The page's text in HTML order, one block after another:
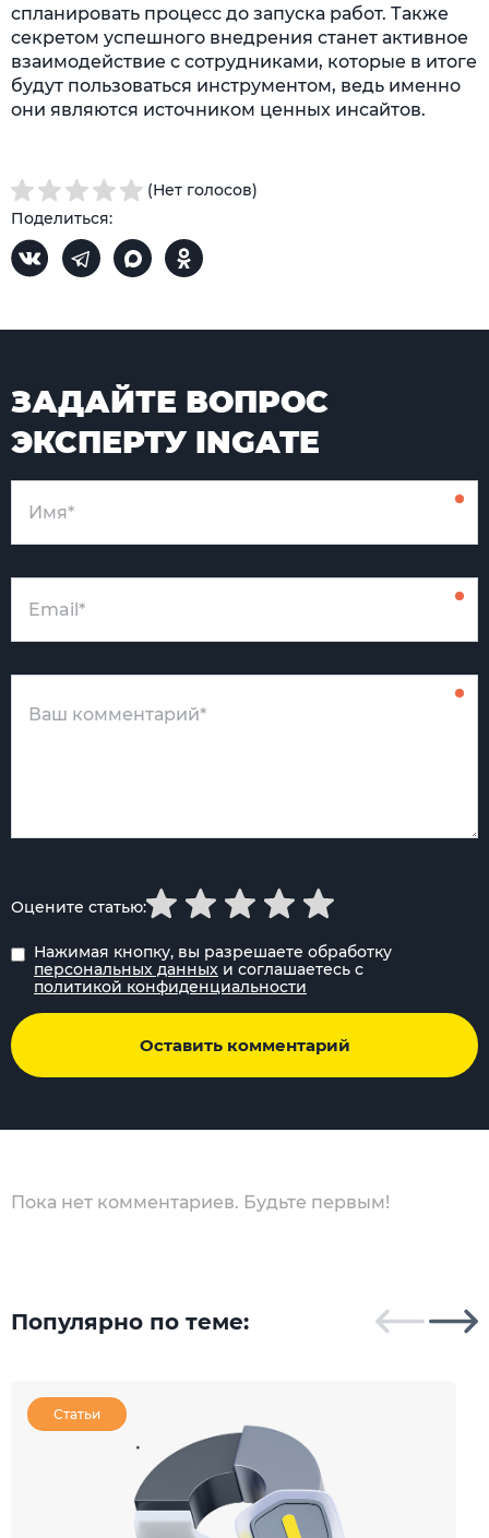
спланировать процесс до запуска работ. Также
секретом успешного внедрения станет активное
взаимодействие с сотрудниками, которые в итоге
будут пользоваться инструментом, ведь именно
они являются источником ценных инсайтов.
(Нет голосов)
Поделиться:
ЗАДАЙТЕ ВОПРОС
ЭКСПЕРТУ INGATE
Нажимая кнопку, вы разрешаете обработку
персональных данных и соглашаетесь с
политикой конфиденциальности
Оставить комментарий
Оцените статью:
Пока нет комментариев. Будьте первым!
Популярно по теме:
Статьи